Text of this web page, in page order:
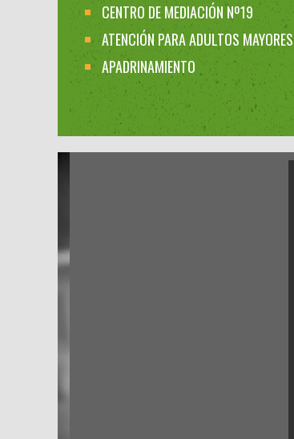
CENTRO DE MEDIACIÓN Nº19
ATENCIÓN PARA ADULTOS MAYORES
APADRINAMIENTO